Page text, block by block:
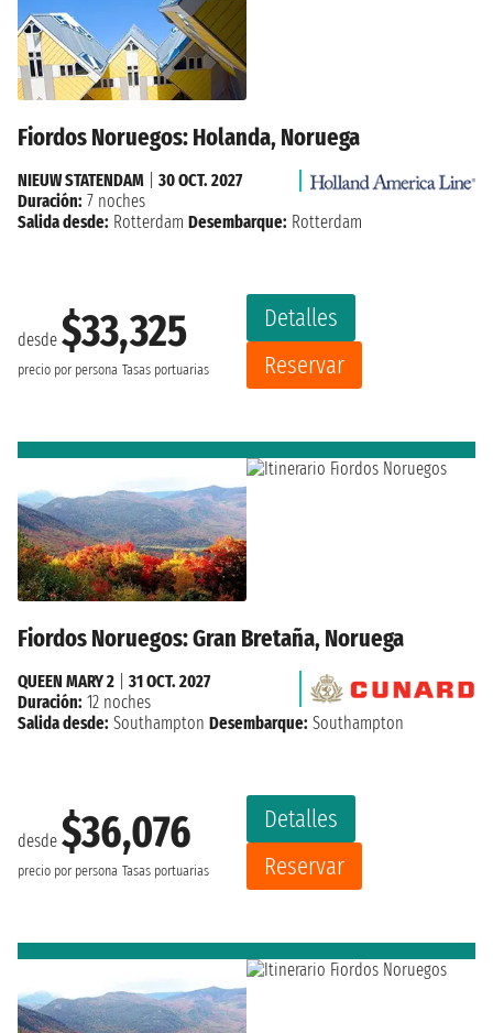
Fiordos Noruegos: Holanda, Noruega
desde $33,325
precio por persona Tasas portuarias
Detalles
Reservar
NIEUW STATENDAM
30 OCT. 2027
Duración: 7 noches
Salida desde: Rotterdam Desembarque: Rotterdam
Fiordos Noruegos: Gran Bretaña, Noruega
desde $36,076
precio por persona Tasas portuarias
Detalles
Reservar
QUEEN MARY 2
31 OCT. 2027
Duración: 12 noches
Salida desde: Southampton Desembarque: Southampton